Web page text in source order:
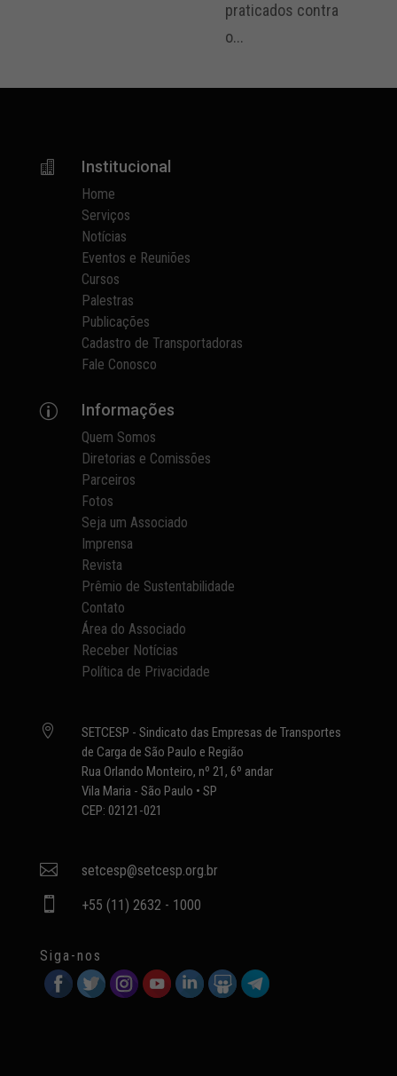
praticados contra
o...
 Institucional
Home
Serviços
Notícias
Eventos e Reuniões
Cursos
Palestras
Publicações
Cadastro de Transportadoras
Fale Conosco
p Informações
Quem Somos
Diretorias e Comissões
Parceiros
Fotos
Seja um Associado
Imprensa
Revista
Prêmio de Sustentabilidade
Contato
Área do Associado
Receber Notícias
Política de Privacidade

SETCESP - Sindicato das Empresas de Transportes
de Carga de São Paulo e Região
Rua Orlando Monteiro, nº 21, 6º andar
Vila Maria - São Paulo • SP
CEP: 02121-021
 setcesp@setcesp.org.br
 +55 (11) 2632 - 1000
Siga-nos